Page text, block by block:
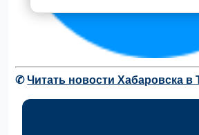
✆Читать новости Хабаровска в